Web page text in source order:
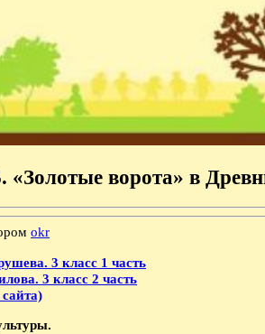
«Золотые ворота» в
okr
3 класс 1 часть
3 класс 2 часть